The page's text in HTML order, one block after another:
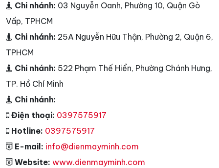
Chi nhánh: 03 Nguyễn Oanh, Phường 10, Quận Gò
Vấp, TPHCM
Chi nhánh: 25A Nguyễn Hữu Thận, Phường 2, Quận 6,
TPHCM
Chi nhánh: 522 Phạm Thế Hiển, Phường Chánh Hưng,
TP. Hồ Chí Minh
Chi nhánh:
Điện thoại: 0397575917
Hotline: 0397575917
E-mail: info@dienmayminh.com
Website: www.dienmayminh.com